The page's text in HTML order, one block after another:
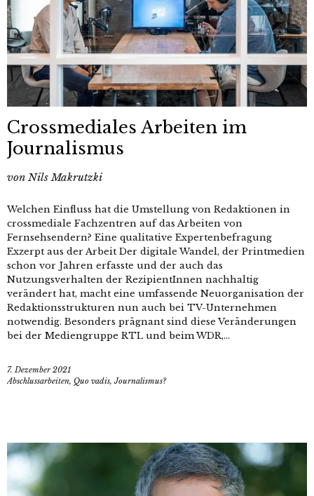
Crossmediales Arbeiten im
Journalismus
von Nils Makrutzki
Welchen Einfluss hat die Umstellung von Redaktionen in
crossmediale Fachzentren auf das Arbeiten von
Fernsehsendern? Eine qualitative Expertenbefragung
Exzerpt aus der Arbeit Der digitale Wandel, der Printmedien
schon vor Jahren erfasste und der auch das
Nutzungsverhalten der RezipientInnen nachhaltig
verändert hat, macht eine umfassende Neuorganisation der
Redaktionsstrukturen nun auch bei TV-Unternehmen
notwendig. Besonders prägnant sind diese Veränderungen
bei der Mediengruppe RTL und beim WDR,...
7. Dezember 2021
Abschlussarbeiten, Quo vadis, Journalismus?